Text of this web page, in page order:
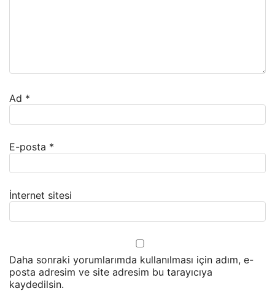
Ad *
E-posta *
İnternet sitesi
Daha sonraki yorumlarımda kullanılması için adım, e-
posta adresim ve site adresim bu tarayıcıya
kaydedilsin.